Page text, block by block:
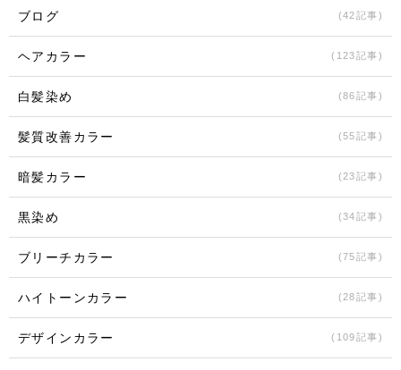
ブログ (42記事)
ヘアカラー (123記事)
白髪染め (86記事)
髪質改善カラー (55記事)
暗髪カラー (23記事)
黒染め (34記事)
ブリーチカラー (75記事)
ハイトーンカラー (28記事)
デザインカラー (109記事)